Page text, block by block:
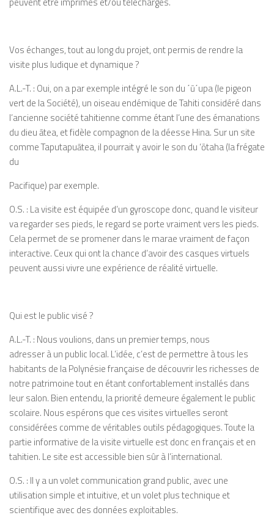
Vos échanges, tout au long du projet, ont permis de rendre la
visite plus ludique et dynamique?
A.L.-T. : Oui, on a par exemple intégré le son du ΄ū΄upa(le pigeon
vert de la Société), un oiseau endémique deTahiti considéré dans
l’ancienne société tahitienne comme étant l’une des émanations
du dieuātea, et fidèle compagnon de la déesse Hina. Sur un site
commeTaputapuātea, il pourrait y avoir le son du ‘ōtaha(la frégate
du
Pacifique) par exemple.
O.S. : La visite est équipée d’un gyroscope donc, quand le visiteur
va regarder ses pieds, le regard se porte vraiment vers les pieds.
Cela permet de se promener dans le maraevraiment de façon
interactive. Ceux qui ont la chance d’avoir des casques virtuels
peuvent aussi vivre une expérience de réalité virtuelle.
Qui est le public visé?
A.L.-T. : Nous voulions, dans un premier temps, nous
adresseràun public local. L’idée, c’est de permettre àtous les
habitants de la Polynésie française de découvrir les richesses de
notre patrimoine tout en étant confortablement installés dans
leur salon. Bien entendu, la priorité demeure également le public
scolaire. Nous espérons que ces visites virtuelles seront
considérées comme de véritables outils pédagogiques. Toute la
partie informative de la visite virtuelle est donc en français et en
tahitien. Le site est accessible bien sûr àl’international.
O.S. : Il ya un volet communication grand public, avec une
utilisation simple et intuitive, et un voletplus technique et
scientifique avec des données exploitables.